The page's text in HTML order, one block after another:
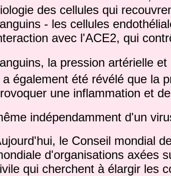
des cellules qui
- les cellules
avec l'ACE2, qui
la pression artérielle
a également été révélé que la
une inflammation et
indépendamment d'un
le Conseil mondial
d'organisations axées
qui cherchent à élargir les